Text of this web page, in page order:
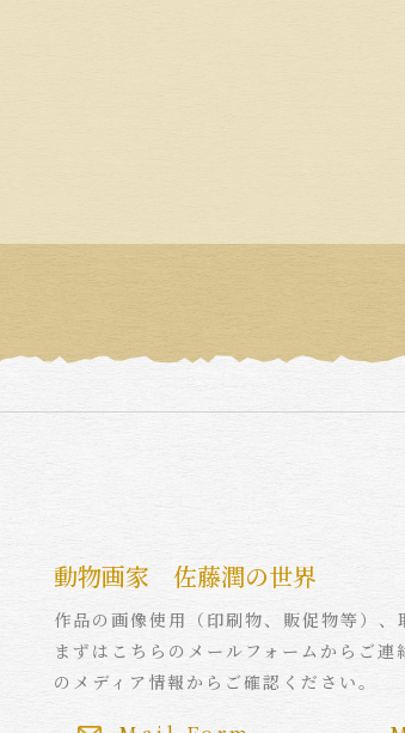
動物画家 佐藤潤の世界
作品の画像使用（印刷物、販促物等）、
まずはこちらのメールフォームからご
のメディア情報からご確認ください。